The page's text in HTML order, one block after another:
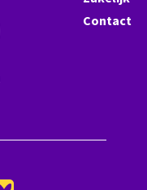
Contact